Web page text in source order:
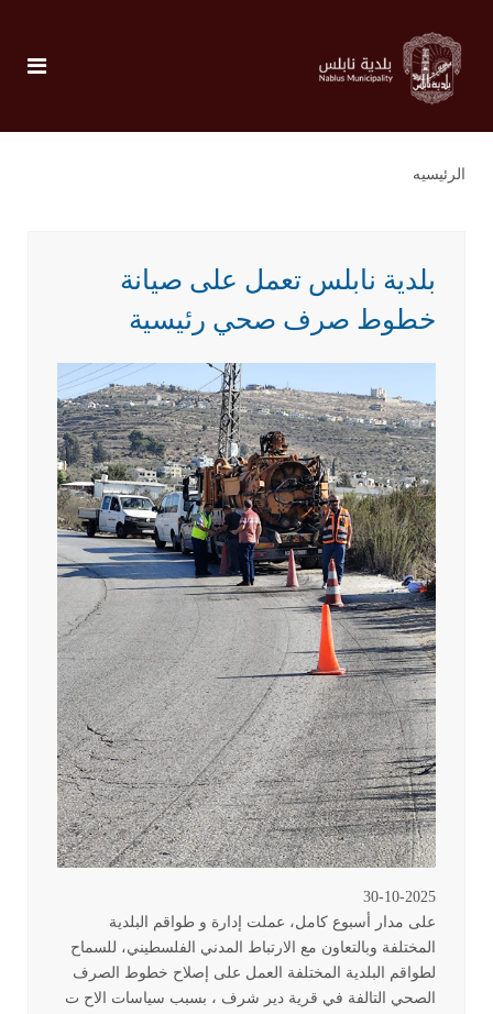
الرئيسيه
بلدية نابلس تعمل على صيانة
خطوط صرف صحي رئيسية
30-10-2025
على مدار أسبوع كامل، عملت إدارة و طواقم البلدية
المختلفة وبالتعاون مع الارتباط المدني الفلسطيني، للسماح
لطواقم البلدية المختلفة العمل على إصلاح خطوط الصرف
الصحي التالفة في قرية دير شرف ، بسبب سياسات الاح ت